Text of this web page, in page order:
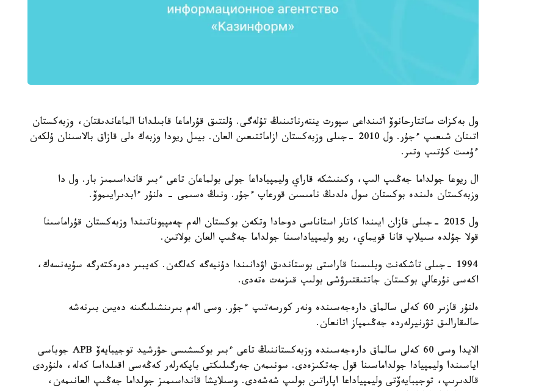
ول بەكزات ساتتارحانوۆ اتىنداعى سپورت ينتەرناتىنىڭ تۇلەگى. ۇلتتىق قۇراماعا قابىلدانا الماعاندىقتان، وزبەكستان
اتىنان شىعىپ ءجۇر. ول 2010 -جىلى وزبەكستان ازاماتتىعىن العان. بيىل ريودا وزبەك ەلى قازاق بالاسىنان ۇلكەن
ءۇمىت كۇتىپ وتىر.
ال ريوعا جولداما جەڭىپ الىپ، وكىنىشكە قاراي وليمپياداعا جولى بولماعان تاعى ءبىر قانداسىمىز بار. ول دا
وزبەكستان ەلىندە بوكستان سول ەلدىڭ نامىسىن قورعاپ ءجۇر. ونىڭ ەسىمى - ەلنۇر ءابدىرايىموۆ.
ول 2015 -جىلى قازان ايىندا كاتار استاناسى دوحادا وتكەن بوكستان الەم چەمپيوناتىندا وزبەكستان قۇراماسىنا
قولا جۇلدە سىيلاپ قانا قويماي، ريو وليمپياداسىنا جولداما جەڭىپ العان بولاتىن.
1994 -جىلى تاشكەنت وبلىسىنا قاراستى بوستاندىق اۋدانىندا دۇنيەگە كەلگەن. كەيبىر دەرەكتەرگە سۇيەنسەك،
اكەسى نۇرعالي بوكستان جاتتىقتىرۋشى بولىپ قىزمەت ەتەدى.
ەلنۇر قازىر 60 كەلى سالماق دارەجەسىندە ونەر كورسەتىپ ءجۇر. وسى الەم بىرىنشىلىگىنە دەيىن بىرنەشە
حالىقارالىق تۋرنيرلەردە جەڭىمپاز اتانعان.
الايدا وسى 60 كەلى سالماق دارەجەسىندە وزبەكستاننىڭ تاعى ءبىر بوكسشىسى حۋرشيد توجيبايەۆ APB جوباسى
اياسىندا وليمپيادا جولداماسىنا قول جەتكىزەدى. سونىمەن جەرگىلىكتى باپكەرلەر كەڭەسى اقىلداسا كەلە، ەلنۇردى
قالدىرىپ، توجيبايەۆتى وليمپياداعا اپاراتىن بولىپ شەشەدى. وسىلايشا قانداسىمىز جولداما جەڭىپ العانىمەن،